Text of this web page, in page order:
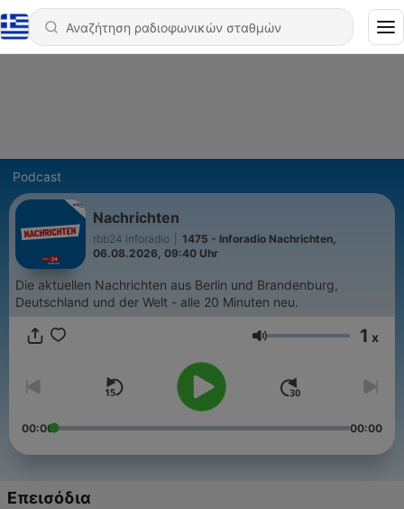
Podcast
Nachrichten
rbb24 Inforadio
1475 - Inforadio Nachrichten,
06.08.2026, 09:40 Uhr
Die aktuellen Nachrichten aus Berlin und Brandenburg,
Deutschland und der Welt - alle 20 Minuten neu.
Ένταση 1 x
00:00 00:00
Επεισόδια